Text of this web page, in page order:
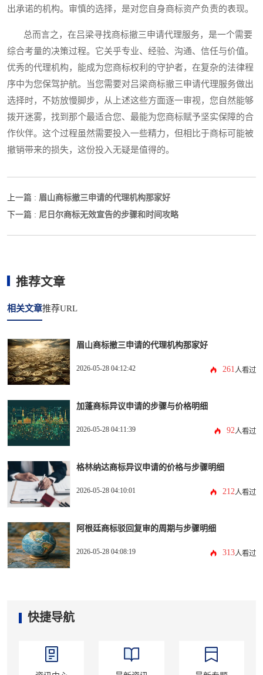
出承诺的机构。审慎的选择，是对您自身商标资产负责的表现。
总而言之，在吕梁寻找商标撤三申请代理服务，是一个需要
综合考量的决策过程。它关乎专业、经验、沟通、信任与价值。
优秀的代理机构，能成为您商标权利的守护者，在复杂的法律程
序中为您保驾护航。当您需要对吕梁商标撤三申请代理服务做出
选择时，不妨放慢脚步，从上述这些方面逐一审视，您自然能够
拨开迷雾，找到那个最适合您、最能为您商标赋予坚实保障的合
作伙伴。这个过程虽然需要投入一些精力，但相比于商标可能被
撤销带来的损失，这份投入无疑是值得的。
上一篇 : 眉山商标撤三申请的代理机构那家好
下一篇 : 尼日尔商标无效宣告的步骤和时间攻略
推荐文章
相关文章推荐URL
眉山商标撤三申请的代理机构那家好
2026-05-28 04:12:42 261人看过
加蓬商标异议申请的步骤与价格明细
2026-05-28 04:11:39 92人看过
格林纳达商标异议申请的价格与步骤明细
2026-05-28 04:10:01 212人看过
阿根廷商标驳回复审的周期与步骤明细
2026-05-28 04:08:19 313人看过
快捷导航